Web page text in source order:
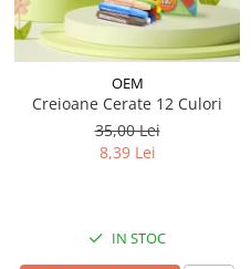
OEM
Creioane Cerate 12 Culori
35,00 Lei
8,39 Lei
IN STOC